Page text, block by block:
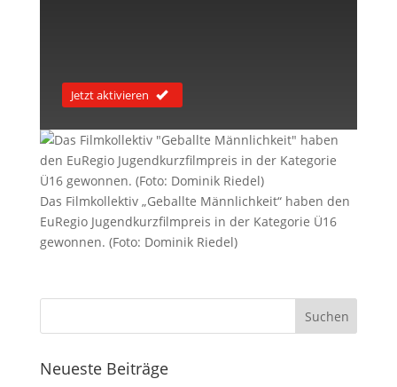
Jetzt aktivieren
Das Filmkollektiv „Geballte Männlichkeit“ haben den
EuRegio Jugendkurzfilmpreis in der Kategorie Ü16
gewonnen. (Foto: Dominik Riedel)
Neueste Beiträge